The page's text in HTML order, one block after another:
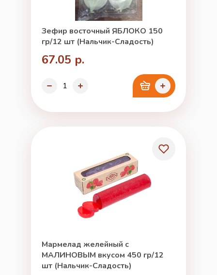
Зефир восточный ЯБЛОКО 150
гр/12 шт (Нальчик-Сладость)
67.05 р.
Мармелад желейный с
МАЛИНОВЫМ вкусом 450 гр/12
шт (Нальчик-Сладость)